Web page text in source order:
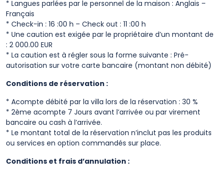
* Langues parlées par le personnel de la maison : Anglais –
Français
* Check-in : 16 :00 h – Check out : 11 :00 h
* Une caution est exigée par le propriétaire d’un montant de
: 2 000.00 EUR
* La caution est à régler sous la forme suivante : Pré-
autorisation sur votre carte bancaire (montant non débité)
Conditions de réservation :
* Acompte débité par la villa lors de la réservation : 30 %
* 2ème acompte 7 Jours avant l’arrivée ou par virement
bancaire ou cash à l’arrivée.
* Le montant total de la réservation n’inclut pas les produits
ou services en option commandés sur place.
Conditions et frais d’annulation :